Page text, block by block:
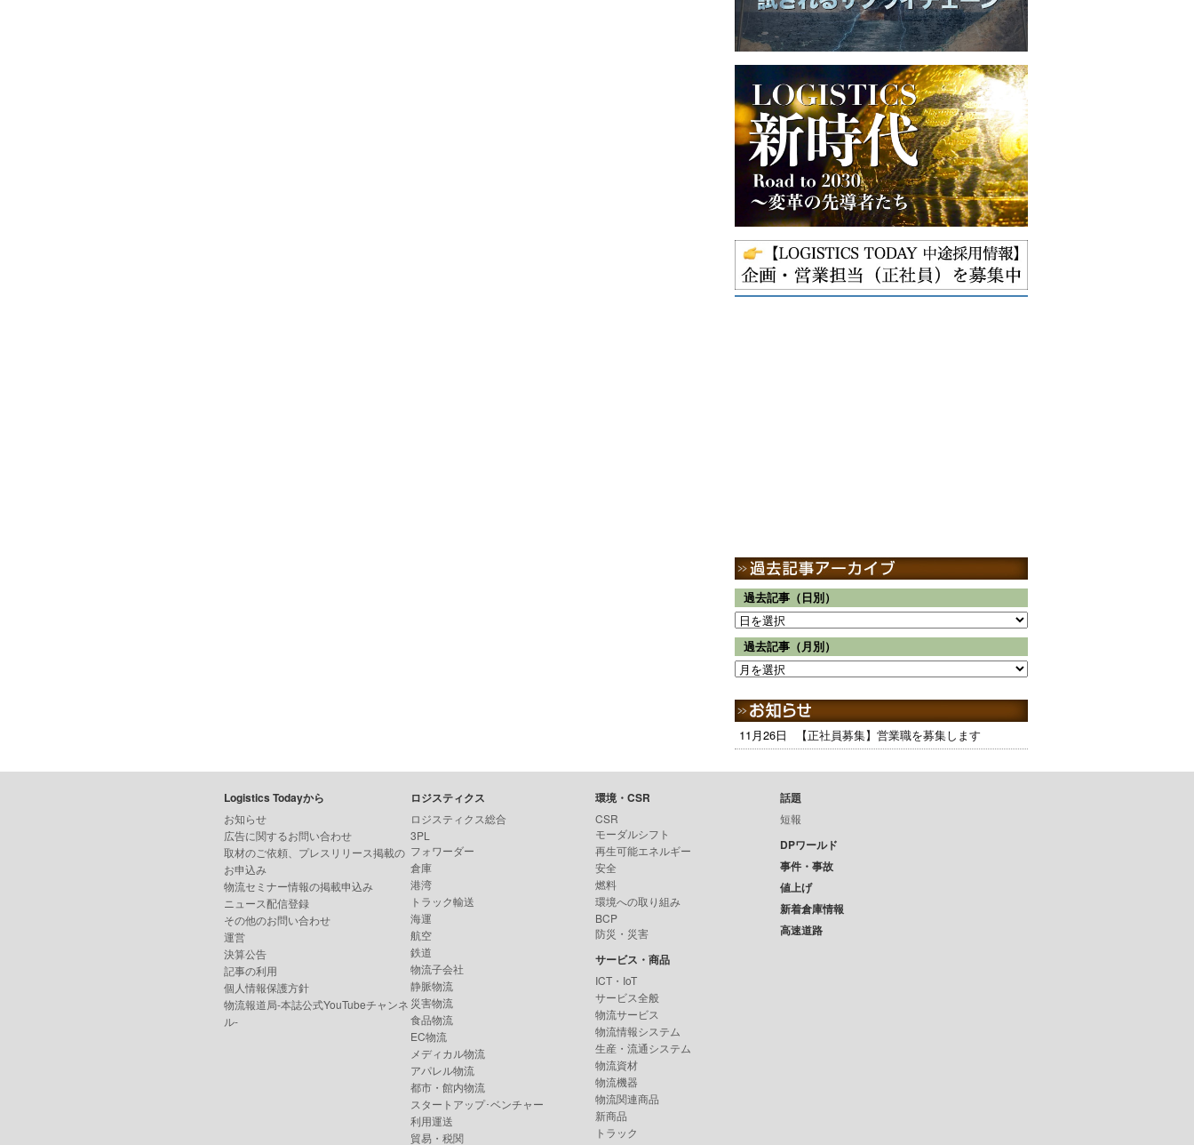
過去記事（日別）
過去記事（月別）
11月26日 【正社員募集】営業職を募集します
Logistics Todayから
お知らせ
広告に関するお問い合わせ
取材のご依頼、プレスリリース掲載の
お申込み
物流セミナー情報の掲載申込み
ニュース配信登録
その他のお問い合わせ
運営
決算公告
記事の利用
個人情報保護方針
物流報道局-本誌公式YouTubeチャンネ
ル-
ロジスティクス
ロジスティクス総合
3PL
フォワーダー
倉庫
港湾
トラック輸送
海運
航空
鉄道
物流子会社
静脈物流
災害物流
食品物流
EC物流
メディカル物流
アパレル物流
都市・館内物流
スタートアップ･ベンチャー
利用運送
貿易・税関
環境・CSR
CSR
モーダルシフト
再生可能エネルギー
安全
燃料
環境への取り組み
BCP
防災・災害
サービス・商品
ICT・IoT
サービス全般
物流サービス
物流情報システム
生産・流通システム
物流資材
物流機器
物流関連商品
新商品
トラック
話題
短報
DPワールド
事件・事故
値上げ
新着倉庫情報
高速道路